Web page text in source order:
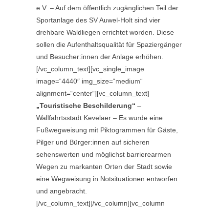
e.V. – Auf dem öffentlich zugänglichen Teil der
Sportanlage des SV Auwel-Holt sind vier
drehbare Waldliegen errichtet worden. Diese
sollen die Aufenthaltsqualität für Spaziergänger
und Besucher:innen der Anlage erhöhen.
[/vc_column_text][vc_single_image
image=“4440″ img_size=“medium“
alignment=“center“][vc_column_text]
„Touristische Beschilderung“ –
Wallfahrtsstadt Kevelaer – Es wurde eine
Fußwegweisung mit Piktogrammen für Gäste,
Pilger und Bürger:innen auf sicheren
sehenswerten und möglichst barrierearmen
Wegen zu markanten Orten der Stadt sowie
eine Wegweisung in Notsituationen entworfen
und angebracht.
[/vc_column_text][/vc_column][vc_column